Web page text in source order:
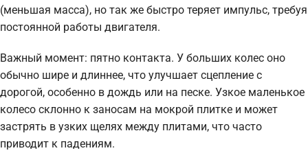
(меньшая масса), но так же быстро теряет импульс, требуя
постоянной работы двигателя.
Важный момент: пятно контакта. У больших колес оно
обычно шире и длиннее, что улучшает сцепление с
дорогой, особенно в дождь или на песке. Узкое маленькое
колесо склонно к заносам на мокрой плитке и может
застрять в узких щелях между плитами, что часто
приводит к падениям.